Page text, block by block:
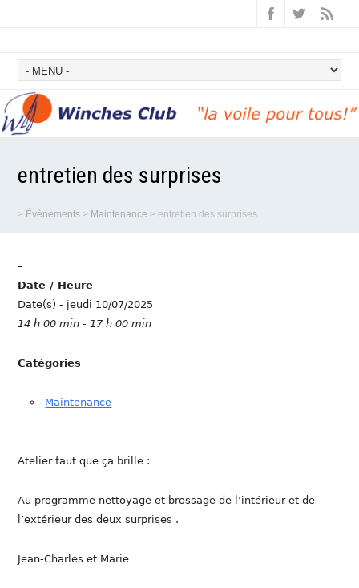
entretien des surprises
> Évènements > Maintenance >entretien des surprises
-
Date / Heure
Date(s) - jeudi 10/07/2025
14 h 00 min - 17 h 00 min
Catégories
Maintenance
Atelier faut que ça brille :
Au programme nettoyage et brossage de l’intérieur et de
l’extérieur des deux surprises .
Jean-Charles et Marie